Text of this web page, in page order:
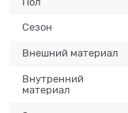
Сезон
Внешний материал
Внутренний
материал